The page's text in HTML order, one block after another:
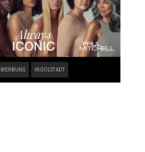
WERBUNG INGOLSTADT